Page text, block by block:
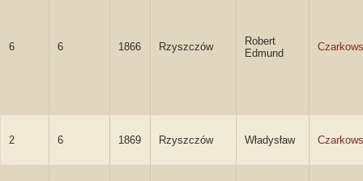
6 6 1866 Rzyszczów
Robert
Edmund
2 6 1869 Rzyszczów Władysław